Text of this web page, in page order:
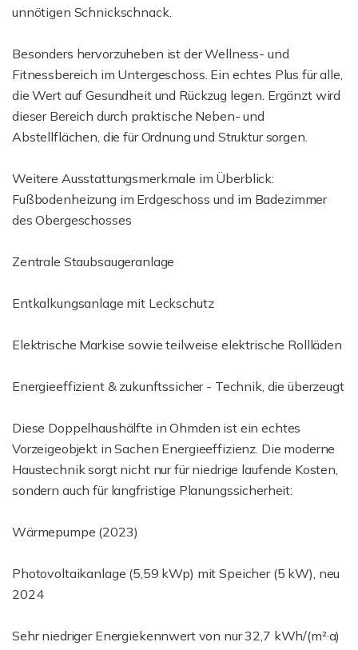
unnötigen Schnickschnack.
Besonders hervorzuheben ist der Wellness- und
Fitnessbereich im Untergeschoss. Ein echtes Plus für alle,
die Wert auf Gesundheit und Rückzug legen. Ergänzt wird
dieser Bereich durch praktische Neben- und
Abstellflächen, die für Ordnung und Struktur sorgen.
Weitere Ausstattungsmerkmale im Überblick:
Fußbodenheizung im Erdgeschoss und im Badezimmer
des Obergeschosses
Zentrale Staubsaugeranlage
Entkalkungsanlage mit Leckschutz
Elektrische Markise sowie teilweise elektrische Rollläden
Energieeffizient & zukunftssicher - Technik, die überzeugt
Diese Doppelhaushälfte in Ohmden ist ein echtes
Vorzeigeobjekt in Sachen Energieeffizienz. Die moderne
Haustechnik sorgt nicht nur für niedrige laufende Kosten,
sondern auch für langfristige Planungssicherheit:
Wärmepumpe (2023)
Photovoltaikanlage (5,59 kWp) mit Speicher (5 kW), neu
2024
Sehr niedriger Energiekennwert von nur 32,7 kWh/(m²·a)